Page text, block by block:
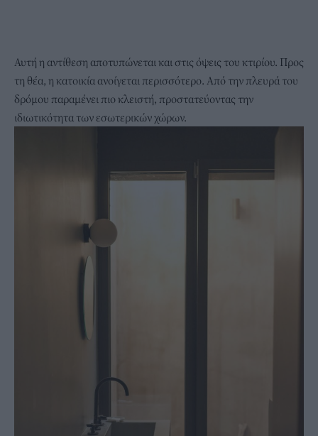
Αυτή η αντίθεση αποτυπώνεται και στις όψεις του κτιρίου. Προς
τη θέα, η κατοικία ανοίγεται περισσότερο. Από την πλευρά του
δρόμου παραμένει πιο κλειστή, προστατεύοντας την
ιδιωτικότητα των εσωτερικών χώρων.